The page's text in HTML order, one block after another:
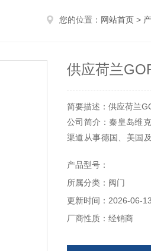
您的位置： 网站首页 >
供应荷兰
简要描述：供应荷兰
公司简介：秦皇岛维
渠道从事德国、美国
产品型号：
所属分类：阀门
更新时间：2026-06-13
厂商性质：经销商